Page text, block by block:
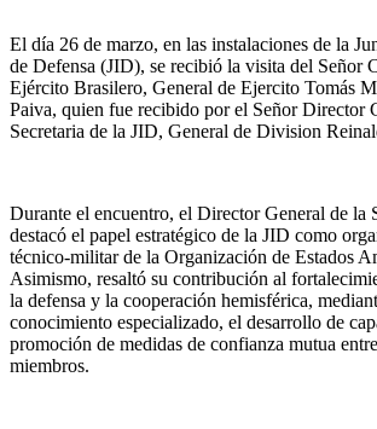
El día 26 de marzo, en las instalaciones de la
de Defensa (JID), se recibió la visita del Señor
Ejército Brasilero, General de Ejercito Tomás
Paiva, quien fue recibido por el Señor Director
Secretaria de la JID, General de Division
Durante el encuentro, el Director General de la
destacó el papel estratégico de la JID como
técnico-militar de la Organización de Estados
Asimismo, resaltó su contribución al
la defensa y la cooperación hemisférica,
conocimiento especializado, el desarrollo de
promoción de medidas de confianza mutua
miembros.